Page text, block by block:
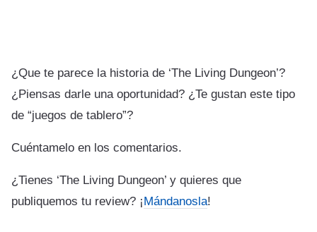
¿Que te parece la historia de ‘The Living Dungeon’?
¿Piensas darle una oportunidad? ¿Te gustan este tipo
de “juegos de tablero”?
Cuéntamelo en los comentarios.
¿Tienes ‘The Living Dungeon’ y quieres que
publiquemos tu review? ¡Mándanosla!